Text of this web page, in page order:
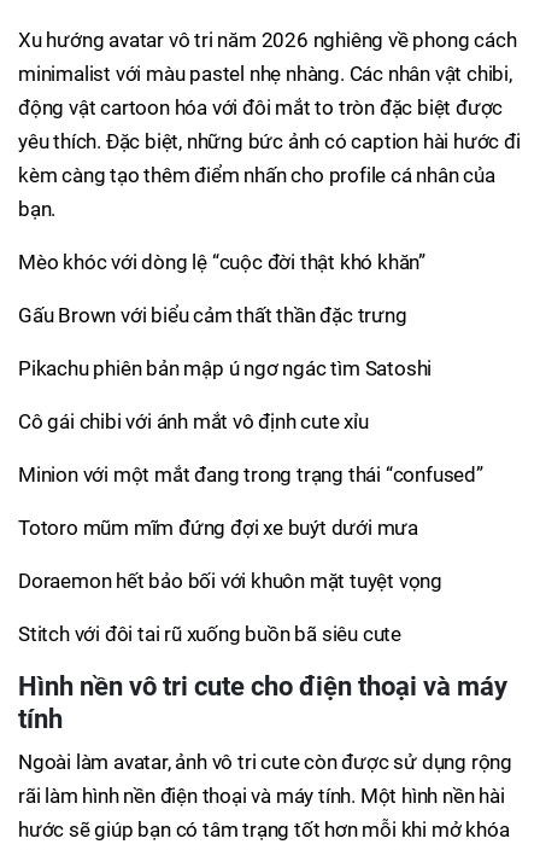
Xu hướng avatar vô tri năm 2026 nghiêng về phong cách
minimalist với màu pastel nhẹ nhàng. Các nhân vật chibi,
động vật cartoon hóa với đôi mắt to tròn đặc biệt được
yêu thích. Đặc biệt, những bức ảnh có caption hài hước đi
kèm càng tạo thêm điểm nhấn cho profile cá nhân của
bạn.
Mèo khóc với dòng lệ “cuộc đời thật khó khăn”
Gấu Brown với biểu cảm thất thần đặc trưng
Pikachu phiên bản mập ú ngơ ngác tìm Satoshi
Cô gái chibi với ánh mắt vô định cute xỉu
Minion với một mắt đang trong trạng thái “confused”
Totoro mũm mĩm đứng đợi xe buýt dưới mưa
Doraemon hết bảo bối với khuôn mặt tuyệt vọng
Stitch với đôi tai rũ xuống buồn bã siêu cute
Hình nền vô tri cute cho điện thoại và máy
tính
Ngoài làm avatar, ảnh vô tri cute còn được sử dụng rộng
rãi làm hình nền điện thoại và máy tính. Một hình nền hài
hước sẽ giúp bạn có tâm trạng tốt hơn mỗi khi mở khóa